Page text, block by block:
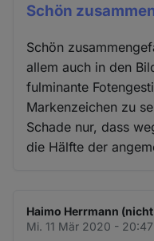
Schön
Schön
allem auch in den
fulminante
Markenzeichen zu
Schade nur, dass
die Hälfte der
Haimo Herrmann
Mi. 11 Mär 2020 - 20:47